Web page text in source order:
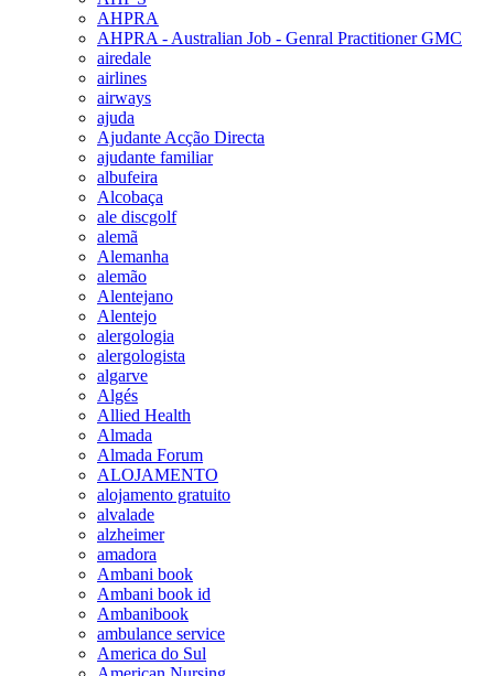
AHPRA
AHPRA - Australian Job - Genral Practitioner GMC
airedale
airlines
airways
ajuda
Ajudante Acção Directa
ajudante familiar
albufeira
Alcobaça
ale discgolf
alemã
Alemanha
alemão
Alentejano
Alentejo
alergologia
alergologista
algarve
Algés
Allied Health
Almada
Almada Forum
ALOJAMENTO
alojamento gratuito
alvalade
alzheimer
amadora
Ambani book
Ambani book id
Ambanibook
ambulance service
America do Sul